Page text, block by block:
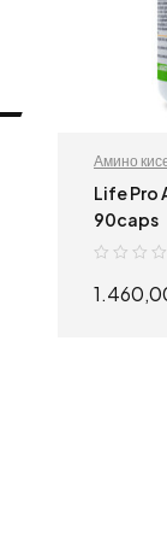
Амино
Спортски
Life Pro
90caps